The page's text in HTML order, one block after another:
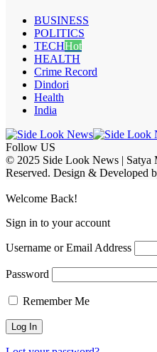
BUSINESS
POLITICS
TECHHot
HEALTH
Crime Record
Dindori
Health
India
Follow US
© 2025 Side Look News |
Reserved. Design & Developed
Welcome Back!
Sign in to your account
Username or Email Address
Password
Remember Me